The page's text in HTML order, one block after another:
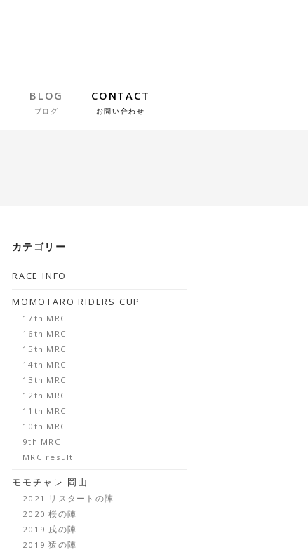
BLOG
ブログ
CONTACT
お問い合わせ
カテゴリー
RACE INFO
MOMOTARO RIDERS CUP
17th MRC
16th MRC
15th MRC
14th MRC
13th MRC
12th MRC
11th MRC
10th MRC
9th MRC
MRC result
モモチャレ 岡山
2021 リスタートの陣
2020 桜の陣
2019 戌の陣
2019 猿の陣